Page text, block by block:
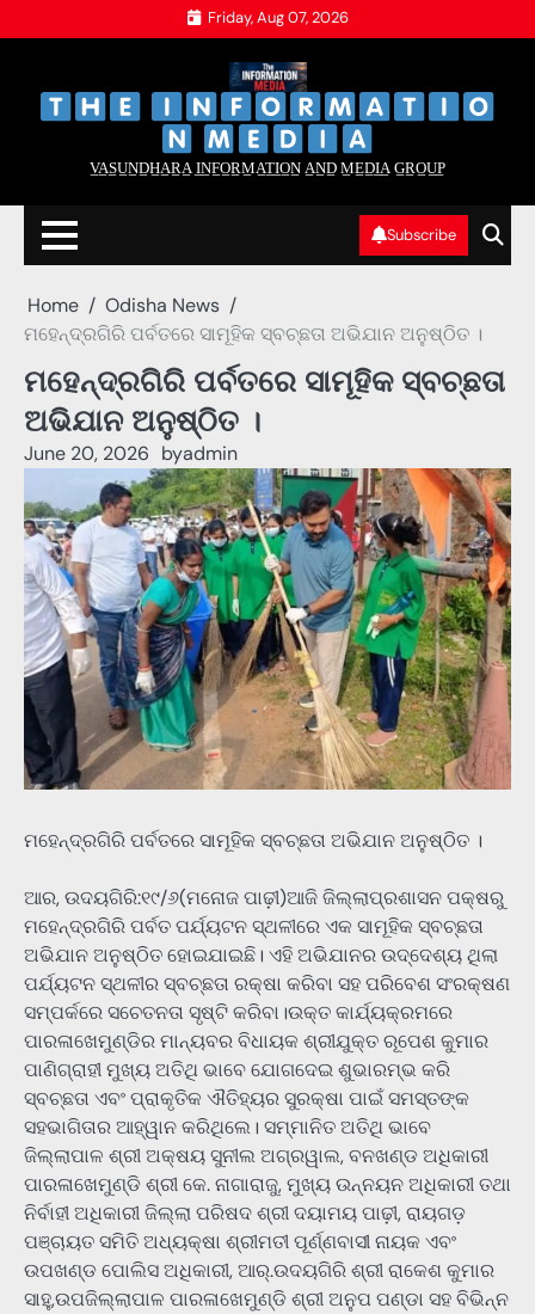
to
Friday, Aug 07, 2026
V̲A̲S̲U̲N̲D̲H̲A̲R̲A̲ I̲N̲F̲O̲R̲M̲A̲T̲I̲O̲N̲ A̲N̲D̲ M̲E̲D̲I̲A̲ G̲R̲O̲U̲P̲
Subscribe
Home
Odisha News
ମହେନ୍ଦ୍ରଗିରି ପର୍ବତରେ ସାମୂହିକ ସ୍ବଚ୍ଛତା ଅଭିଯାନ ଅନୁଷ୍ଠିତ ।
ମହେନ୍ଦ୍ରଗିରି ପର୍ବତରେ ସାମୂହିକ ସ୍ବଚ୍ଛତା
ଅଭିଯାନ ଅନୁଷ୍ଠିତ ।
June 20, 2026 byadmin
ମହେନ୍ଦ୍ରଗିରି ପର୍ବତରେ ସାମୂହିକ ସ୍ବଚ୍ଛତା ଅଭିଯାନ ଅନୁଷ୍ଠିତ ।
ଆର, ଉଦୟଗିରି:୧୯/୬(ମନୋଜ ପାଢ଼ୀ)ଆଜି ଜିଲ୍ଲାପ୍ରଶାସନ ପକ୍ଷରୁ
ମହେନ୍ଦ୍ରଗିରି ପର୍ବତ ପର୍ଯ୍ୟଟନ ସ୍ଥଳୀରେ ଏକ ସାମୂହିକ ସ୍ବଚ୍ଛତା
ଅଭିଯାନ ଅନୁଷ୍ଠିତ ହୋଇଯାଇଛି। ଏହି ଅଭିଯାନର ଉଦ୍ଦେଶ୍ୟ ଥିଲା
ପର୍ଯ୍ୟଟନ ସ୍ଥଳୀର ସ୍ବଚ୍ଛତା ରକ୍ଷା କରିବା ସହ ପରିବେଶ ସଂରକ୍ଷଣ
ସମ୍ପର୍କରେ ସଚେତନତା ସୃଷ୍ଟି କରିବା।ଉକ୍ତ କାର୍ଯ୍ୟକ୍ରମରେ
ପାରଳାଖେମୁଣ୍ଡିର ମାନ୍ୟବର ବିଧାୟକ ଶ୍ରୀଯୁକ୍ତ ରୂପେଶ କୁମାର
ପାଣିଗ୍ରାହୀ ମୁଖ୍ୟ ଅତିଥି ଭାବେ ଯୋଗଦେଇ ଶୁଭାରମ୍ଭ କରି
ସ୍ବଚ୍ଛତା ଏବଂ ପ୍ରାକୃତିକ ଐତିହ୍ୟର ସୁରକ୍ଷା ପାଇଁ ସମସ୍ତଙ୍କ
ସହଭାଗିତାର ଆହ୍ୱାନ କରିଥିଲେ। ସମ୍ମାନିତ ଅତିଥି ଭାବେ
ଜିଲ୍ଲାପାଳ ଶ୍ରୀ ଅକ୍ଷୟ ସୁନୀଲ ଅଗ୍ରୱାଲ, ବନଖଣ୍ଡ ଅଧିକାରୀ
ପାରଳାଖେମୁଣ୍ଡି ଶ୍ରୀ କେ. ନାଗାରାଜୁ, ମୁଖ୍ୟ ଉନ୍ନୟନ ଅଧିକାରୀ ତଥା
ନିର୍ବାହୀ ଅଧିକାରୀ ଜିଲ୍ଲା ପରିଷଦ ଶ୍ରୀ ଦୟାମୟ ପାଢ଼ୀ, ରାୟଗଡ଼
ପଞ୍ଚାୟତ ସମିତି ଅଧ୍ୟକ୍ଷା ଶ୍ରୀମତୀ ପୂର୍ଣ୍ଣବାସୀ ନାୟକ ଏବଂ
ଉପଖଣ୍ଡ ପୋଲିସ ଅଧିକାରୀ, ଆର୍‌.ଉଦୟଗିରି ଶ୍ରୀ ରାକେଶ କୁମାର
ସାହୁ,ଉପଜିଲ୍ଲାପାଳ ପାରଳାଖେମୁଣ୍ଡି ଶ୍ରୀ ଅନୁପ ପଣ୍ଡା ସହ ବିଭିନ୍ନ